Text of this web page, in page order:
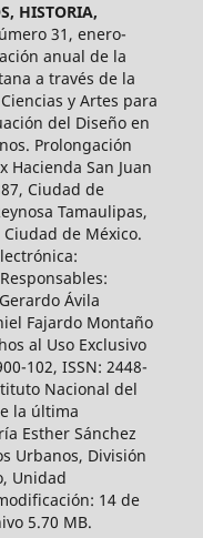
HISTORIA,
31, enero-
anual de la
a través de la
y Artes para
del Diseño en
Prolongación
Hacienda San Juan
Ciudad de
Tamaulipas,
Ciudad de México.
Ávila
Fajardo Montaño
al Uso Exclusivo
102, ISSN: 2448-
Nacional del
la última
Esther Sánchez
Urbanos, División
Unidad
14 de
5.70 MB.